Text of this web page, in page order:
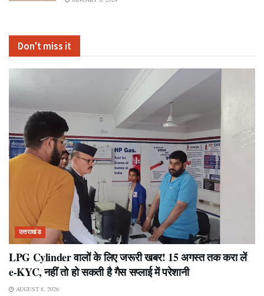
Don't miss it
उत्तराखंड
LPG Cylinder वालों के लिए जरूरी खबर! 15 अगस्त तक करा लें
e-KYC, नहीं तो हो सकती है गैस सप्लाई में परेशानी
AUGUST 8, 2026